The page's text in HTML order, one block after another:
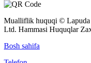
Mualliflik huquqi © Lapuda
Ltd. Hammasi Huquqlar
Bosh sahifa